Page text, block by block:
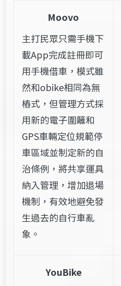
Moovo
主打民眾只需手機下
載App完成註冊即可
用手機借車，模式雖
然和obike相同為無
樁式，但管理方式採
用新的電子圍籬和
GPS車輛定位規範停
車區域並制定新的自
治條例，將共享運具
納入管理，增加退場
機制，有效地避免發
生過去的自行車亂
象。
YouBike